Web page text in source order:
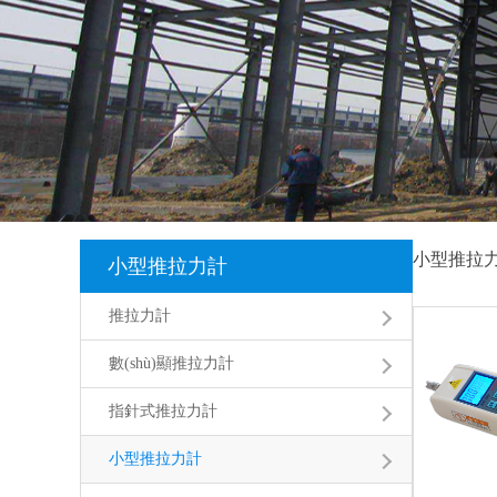
小型推拉力計
推拉力計
數(shù)顯推拉力計
指針式推拉力計
小型推拉力計
小型推拉